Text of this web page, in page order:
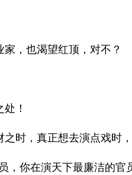
，也渴望红顶，对不？
！
时，真正想去演点戏时
，你在演天下最廉洁的